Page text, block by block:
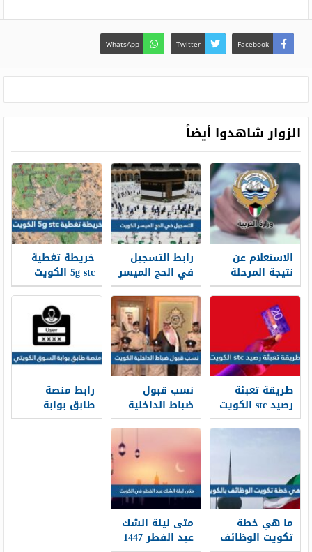
Facebook
Twitter
WhatsApp
الزوار شاهدوا أيضاً
الاستعلام عن
نتيجة المرحلة
المتوسطة
بالرقم المدني
في الكويت
رابط التسجيل
في الحج الميسر
الكويت 2026 عبر
بوابة الحج
الكويتية
خريطة تغطية
5g stc الكويت
طريقة تعبئة
رصيد stc الكويت
بالخطوات 2026
نسب قبول
ضباط الداخلية
الكويت 2025 /
2026
رابط منصة
طابق بوابة
السوق الكويتي
ما هي خطة
تكويت الوظائف
متى ليلة الشك
عيد الفطر 1447